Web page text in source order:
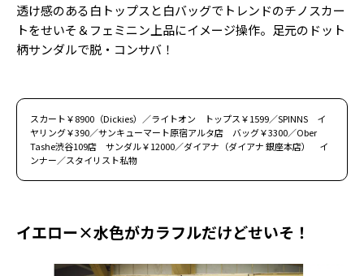
透け感のある白トップスと白バッグでトレンドのチノスカー
トをせいそ＆フェミニン上品にイメージ操作。足元のドット
柄サンダルで脱・コンサバ！
スカート￥8900（Dickies）／ライトオン トップス￥1599／SPINNS イ
ヤリング￥390／サンキューマート原宿アルタ店 バッグ￥3300／Ober
Tashe渋谷109店 サンダル￥12000／ダイアナ（ダイアナ 銀座本店） イ
ンナー／スタイリスト私物
イエロー×水色がカラフルだけどせいそ！